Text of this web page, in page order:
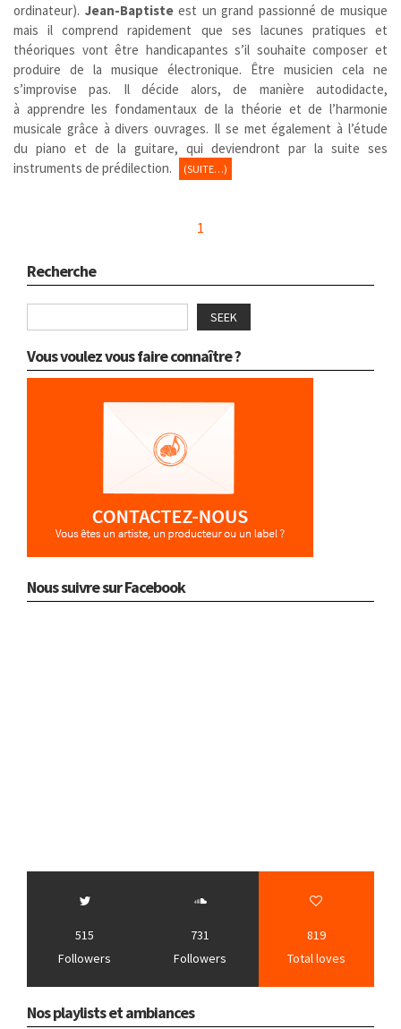
ordinateur). Jean-Baptisteest un grand passionné de musique
mais il comprend rapidement que ses lacunes pratiques et
théoriques vont être handicapantes s’il souhaite composer et
produire de la musique électronique. Être musicien cela ne
s’improvise pas. Il décide alors, de manière autodidacte,
à apprendre les fondamentaux de la théorie et de l’harmonie
musicale grâce à divers ouvrages. Il se met également à l’étude
du piano et de la guitare, qui deviendront par la suite ses
instruments de prédilection.
(SUITE…)
1
Recherche
SEEK
Vous voulez vous faire connaître ?
Nous suivre sur Facebook
515
Followers
731
Followers
819
Total loves
Nos playlists et ambiances